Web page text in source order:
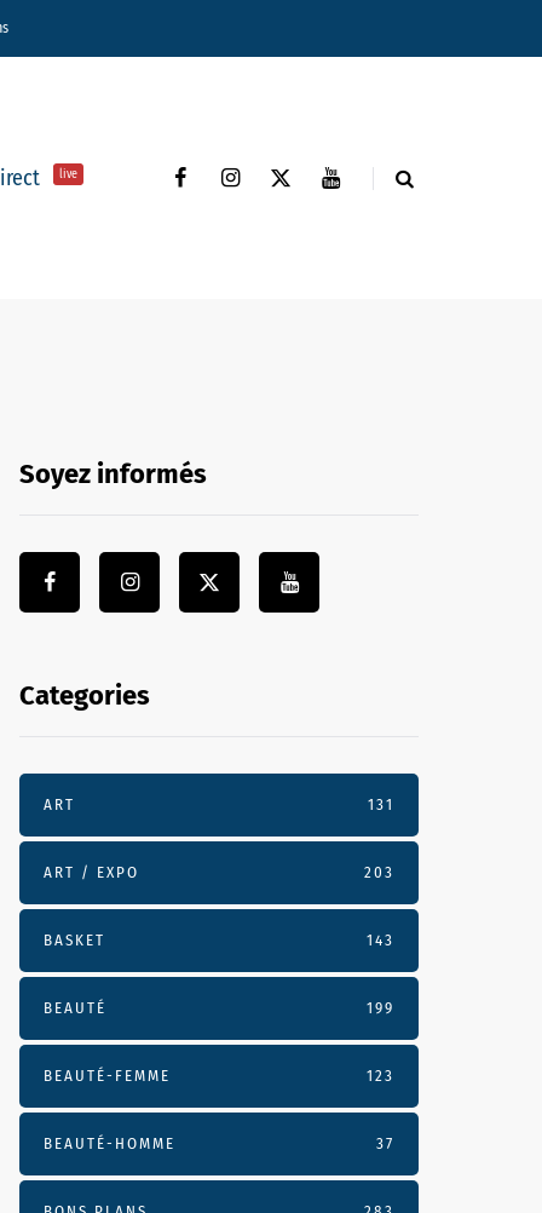
live
Soyez informés
Categories
ART 131
ART / EXPO 203
BASKET 143
BEAUTÉ 199
BEAUTÉ-FEMME 123
BEAUTÉ-HOMME 37